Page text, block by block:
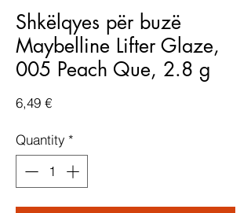
Shkëlqyes për buzë
Maybelline Lifter Glaze,
005 Peach Que, 2.8 g
6,49 €Price
Quantity *